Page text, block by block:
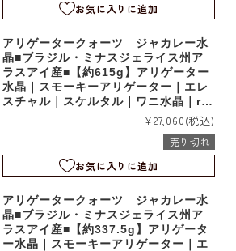
お気に入りに追加
アリゲータークォーツ ジャカレー水
晶■ブラジル・ミナスジェライス州ア
ラスアイ産■【約615g】アリゲーター
水晶｜スモーキーアリゲーター｜エレ
スチャル｜スケルタル｜ワニ水晶｜rm
¥27,060(税込)
売り切れ
お気に入りに追加
アリゲータークォーツ ジャカレー水
晶■ブラジル・ミナスジェライス州ア
ラスアイ産■【約337.5g】アリゲータ
ー水晶｜スモーキーアリゲーター｜エ